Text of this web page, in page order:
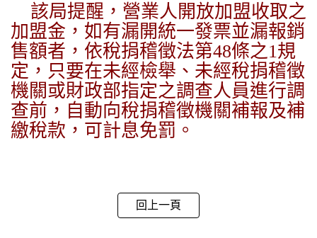
該局提醒，營業人開放加盟收取之
加盟金，如有漏開統一發票並漏報銷
售額者，依稅捐稽徵法第48條之1規
定，只要在未經檢舉、未經稅捐稽徵
機關或財政部指定之調查人員進行調
查前，自動向稅捐稽徵機關補報及補
繳稅款，可計息免罰。
回上一頁